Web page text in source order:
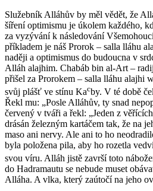
Služebník Alláhův by měl vědět, že
šíření optimismu je úkolem každého,
za vyzývání k následování
příkladem je náš Prorok – salla lláhu
naději a optimismus do budoucna v
Alláh alajhim. Chabáb bin al-Art –
přišel za Prorokem – salla lláhu alajhi
svůj plášť ve stínu Kacby. V té době
Řekl mu: „Posle Alláhův, ty snad
červený v tváři a řekl: „Jeden z
drásán železným kartáčem tak, že na
maso ani nervy. Ale ani to ho
byla položena pila, aby ho rozetla
svou víru. Alláh jistě završí toto
do Hadramautu se nebude muset
Alláha. A vlka, který zaútočí na jeho